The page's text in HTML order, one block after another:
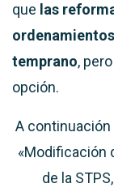
que las
temprano,
opción.
A
«Modificación
de la